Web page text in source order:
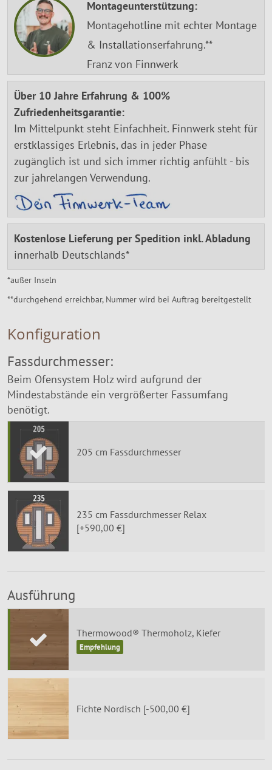
Montageunterstützung:
Montagehotline mit echter Montage
& Installationserfahrung.**
Franz von Finnwerk
Über 10 Jahre Erfahrung & 100%
Zufriedenheitsgarantie:
Im Mittelpunkt steht Einfachheit. Finnwerk steht für
erstklassiges Erlebnis, das in jeder Phase
zugänglich ist und sich immer richtig anfühlt - bis
zur jahrelangen Verwendung.
Kostenlose Lieferung per Spedition inkl. Abladung
innerhalb Deutschlands*
*außer Inseln
**durchgehend erreichbar, Nummer wird bei Auftrag bereitgestellt
Konfiguration
Fassdurchmesser:
Beim Ofensystem Holz wird aufgrund der
Mindestabstände ein vergrößerter Fassumfang
benötigt.
205 cm Fassdurchmesser
235 cm Fassdurchmesser Relax
[+590,00 €]
Ausführung
Thermowood® Thermoholz, Kiefer
Fichte Nordisch [-500,00 €]